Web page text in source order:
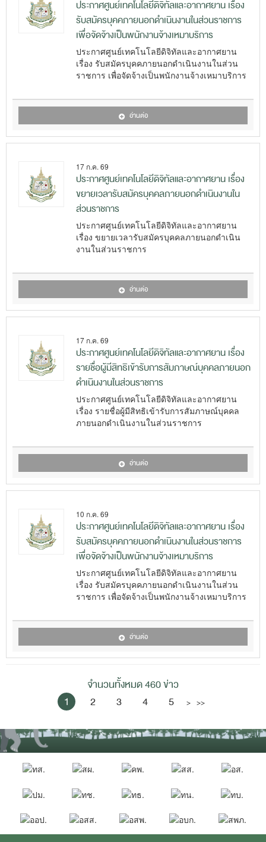
ประกาศศูนย์เทคโนโลยีดิจิทัลและอากาศยาน เรื่อง
รับสมัครบุคคภายนอกดำเนินงานในส่วนราชการ
เพื่อจัดจ้างเป็นพนักงานจ้างเหมาบริการ
ประกาศศูนย์เทคโนโลยีดิจิทัลและอากาศยาน
เรื่อง รับสมัครบุคคภายนอกดำเนินงานในส่วน
ราชการ เพื่อจัดจ้างเป็นพนักงานจ้างเหมาบริการ
อ่านต่อ
17 ก.ค. 69
ประกาศศูนย์เทคโนโลยีดิจิทัลและอากาศยาน เรื่อง
ขยายเวลารับสมัครบุคคลภายนอกดำเนินงานใน
ส่วนราชการ
ประกาศศูนย์เทคโนโลยีดิจิทัลและอากาศยาน
เรื่อง ขยายเวลารับสมัครบุคคลภายนอกดำเนิน
งานในส่วนราชการ
อ่านต่อ
17 ก.ค. 69
ประกาศศูนย์เทคโนโลยีดิจิทัลและอากาศยาน เรื่อง
รายชื่อผู้มีสิทธิเข้ารับการสัมภาษณ์บุคคลภายนอก
ดำเนินงานในส่วนราชการ
ประกาศศูนย์เทคโนโลยีดิจิทัลและอากาศยาน
เรื่อง รายชื่อผู้มีสิทธิเข้ารับการสัมภาษณ์บุคคล
ภายนอกดำเนินงานในส่วนราชการ
อ่านต่อ
10 ก.ค. 69
ประกาศศูนย์เทคโนโลยีดิจิทัลและอากาศยาน เรื่อง
รับสมัครบุคคภายนอกดำเนินงานในส่วนราชการ
เพื่อจัดจ้างเป็นพนักงานจ้างเหมาบริการ
ประกาศศูนย์เทคโนโลยีดิจิทัลและอากาศยาน
เรื่อง รับสมัครบุคคภายนอกดำเนินงานในส่วน
ราชการ เพื่อจัดจ้างเป็นพนักงานจ้างเหมาบริการ
อ่านต่อ
จำนวนทั้งหมด 460 ข่าว
1
2 3 4 5 > >>